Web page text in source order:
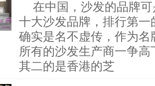
在中国，沙发的品牌
十大沙发品牌，排行第
确实是名不虚传，作为
所有的沙发生产商一争
其二的是香港的芝